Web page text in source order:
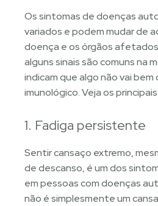
Os sintomas de doenças
variados e podem mudar de
doença e os órgãos
alguns sinais são comuns na
indicam que algo não vai bem
imunológico. Veja os principais:
1. Fadiga persistente
Sentir cansaço extremo,
de descanso, é um dos
em pessoas com doenças
não é simplesmente um